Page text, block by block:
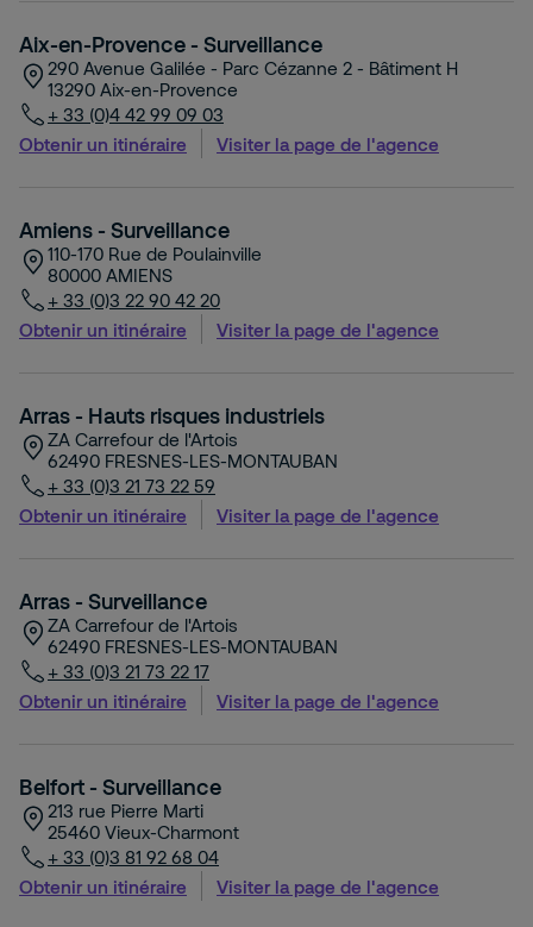
Aix-en-Provence - Surveillance
290 Avenue Galilée - Parc Cézanne 2 - Bâtiment H
13290 Aix-en-Provence
+ 33 (0)4 42 99 09 03
Obtenir un itinéraire
Visiter la page de l'agence
Amiens - Surveillance
110-170 Rue de Poulainville
80000 AMIENS
+ 33 (0)3 22 90 42 20
Obtenir un itinéraire
Visiter la page de l'agence
Arras - Hauts risques industriels
ZA Carrefour de l'Artois
62490 FRESNES-LES-MONTAUBAN
+ 33 (0)3 21 73 22 59
Obtenir un itinéraire
Visiter la page de l'agence
Arras - Surveillance
ZA Carrefour de l'Artois
62490 FRESNES-LES-MONTAUBAN
+ 33 (0)3 21 73 22 17
Obtenir un itinéraire
Visiter la page de l'agence
Belfort - Surveillance
213 rue Pierre Marti
25460 Vieux-Charmont
+ 33 (0)3 81 92 68 04
Obtenir un itinéraire
Visiter la page de l'agence